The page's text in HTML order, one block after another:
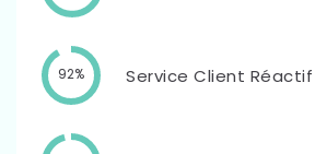
92% Service Client Réactif